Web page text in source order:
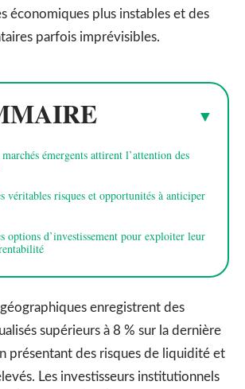
économiques plus instables et des
parfois imprévisibles.
émergents attirent l’attention des
véritables risques et opportunités à anticiper
options d’investissement pour exploiter leur
enregistrent des
supérieurs à 8 % sur la dernière
présentant des risques de liquidité et
Les investisseurs institutionnels